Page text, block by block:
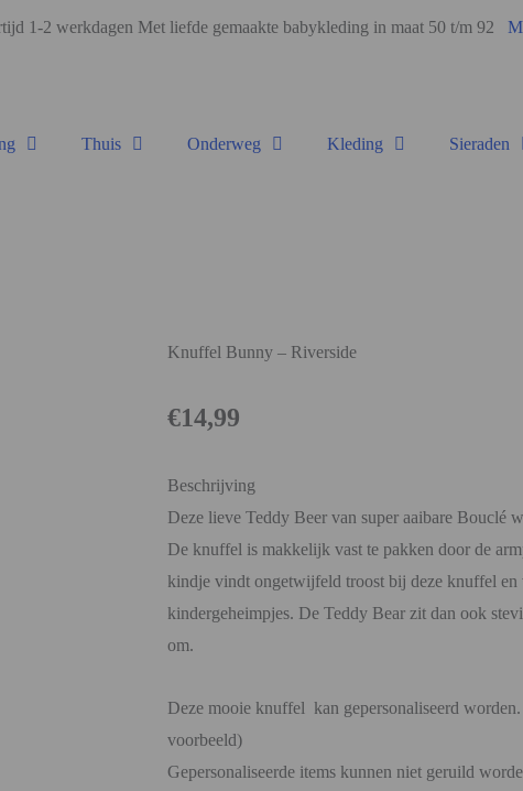
1-2 werkdagen Met liefde gemaakte babykleding in maat 50 t/m 92
Thuis Onderweg Kleding Sieraden
Knuffel Bunny – Riverside
€14,99
Beschrijving
Deze lieve Teddy Beer van super aaibare Bouclé
De knuffel is makkelijk vast te pakken door de
kindje vindt ongetwijfeld troost bij deze knuffel
kindergeheimpjes. De Teddy Bear zit dan ook
om.
Deze mooie knuffel kan gepersonaliseerd
voorbeeld)
Gepersonaliseerde items kunnen niet geruild